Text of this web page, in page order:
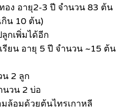
ง อายุ2-3 ปี จำนวน 83 ต้น
น 10 ต้น)
กเพิ่มได้อีก
รียน อายุ 5 ปี จำนวน ~15 ต้น
2 ลูก
นวน 2 บ่อ
ล้อมด้วยต้นไทรเกาหลี